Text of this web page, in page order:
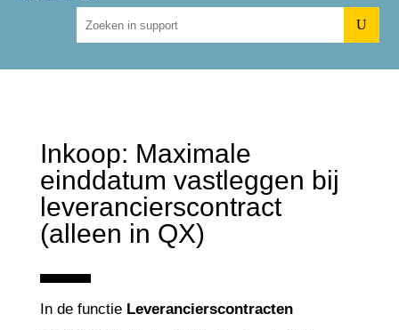
U
Inkoop: Maximale
einddatum vastleggen bij
leverancierscontract
(alleen in QX)
In de functie Leverancierscontracten